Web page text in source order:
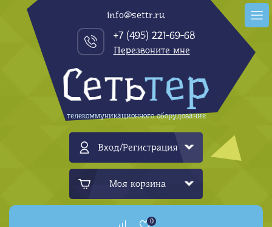
Вход/Регистрация
Моя корзина
info@settr.ru
+7 (495) 221-69-68
Перезвоните мне
телекоммуникационного оборудование
0